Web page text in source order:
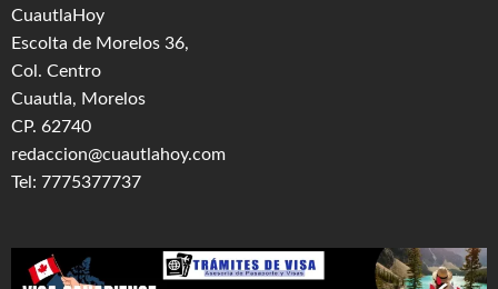
CuautlaHoy
Escolta de Morelos 36,
Col. Centro
Cuautla, Morelos
CP. 62740
redaccion@cuautlahoy.com
Tel: 7775377737